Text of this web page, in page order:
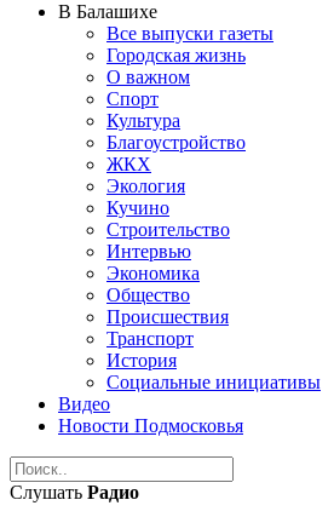
В Балашихе
Все выпуски газеты
Городская жизнь
О важном
Спорт
Культура
Благоустройство
ЖКХ
Экология
Кучино
Строительство
Интервью
Экономика
Общество
Происшествия
Транспорт
История
Социальные инициативы
Видео
Новости Подмосковья
Слушать Радио